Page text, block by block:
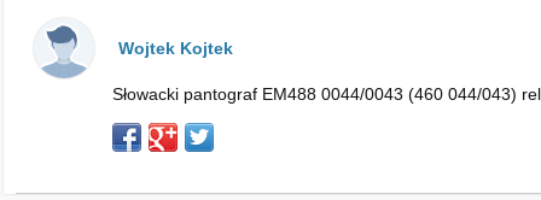
Wojtek Kojtek
Słowacki pantograf EM488 0044/0043 (460 044/043)